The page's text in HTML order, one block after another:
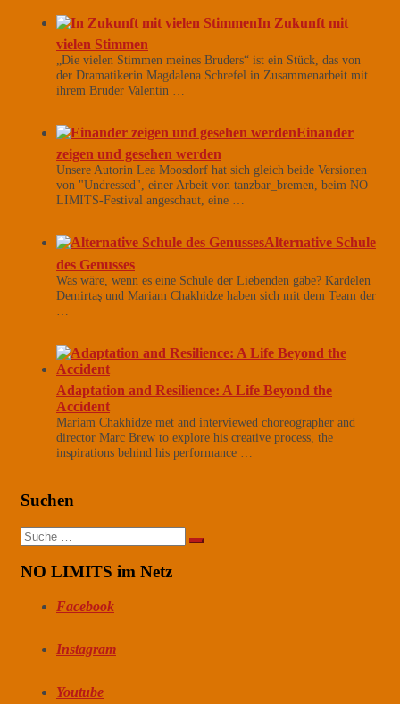
In Zukunft mit
vielen Stimmen
„Die vielen Stimmen meines Bruders“ ist ein Stück, das von
der Dramatikerin Magdalena Schrefel in Zusammenarbeit mit
ihrem Bruder Valentin …
Einander
zeigen und gesehen werden
Unsere Autorin Lea Moosdorf hat sich gleich beide Versionen
von "Undressed", einer Arbeit von tanzbar_bremen, beim NO
LIMITS-Festival angeschaut, eine …
Alternative Schule
des Genusses
Was wäre, wenn es eine Schule der Liebenden gäbe? Kardelen
Demirtaş und Mariam Chakhidze haben sich mit dem Team der
Adaptation and Resilience: A Life Beyond the
Accident
Mariam Chakhidze met and interviewed choreographer and
director Marc Brew to explore his creative process, the
inspirations behind his performance …
Suchen
Suche
nach:
NO LIMITS im Netz
Facebook
Instagram
Youtube